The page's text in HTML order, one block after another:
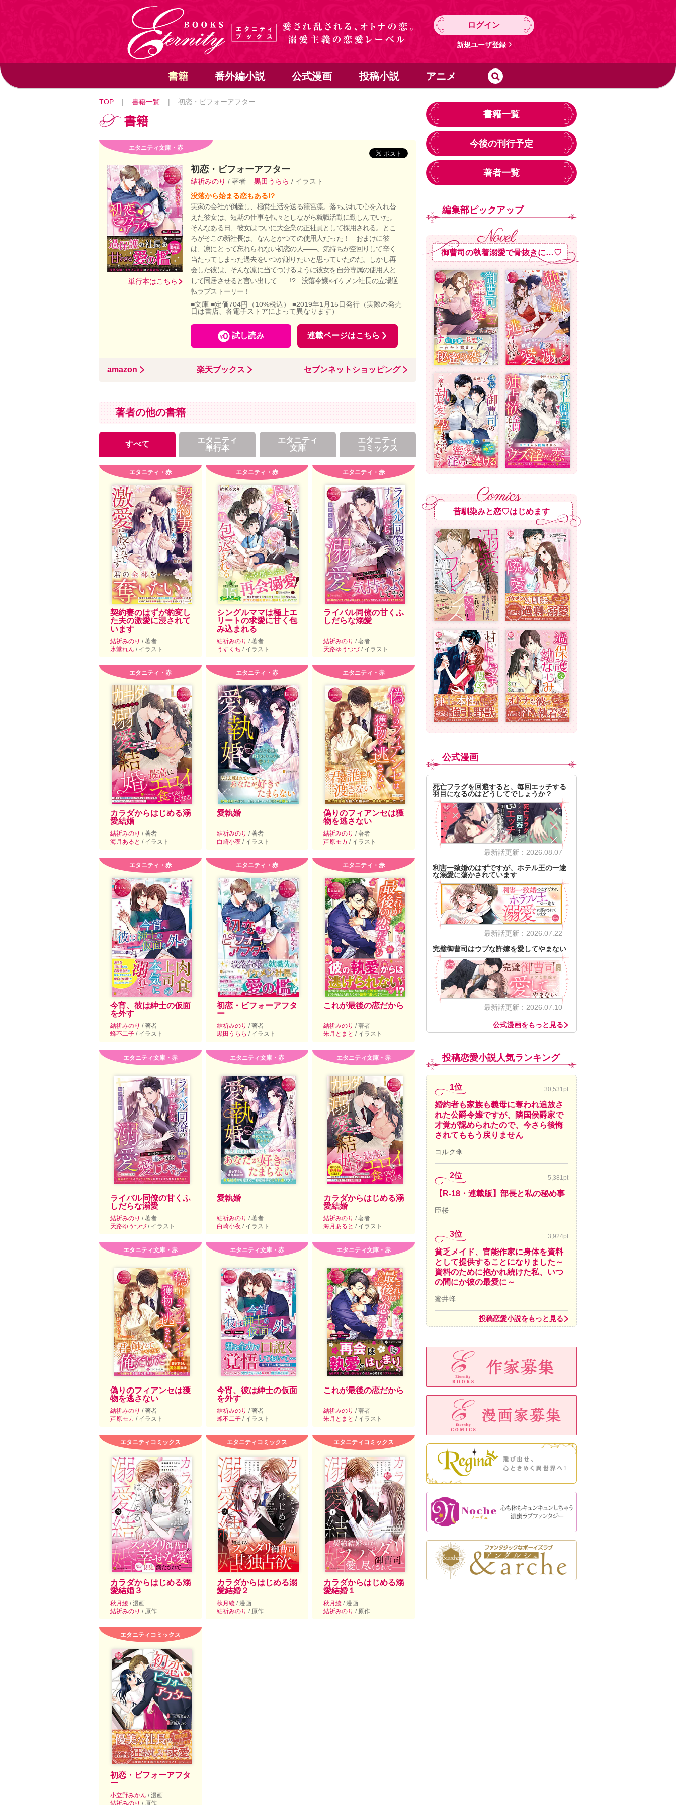
ログイン
新規ユーザ登録
書籍 番外編小説 公式漫画 投稿小説 アニメ
TOP | 書籍一覧 | 初恋・ビフォーアフター
書籍
エタニティ文庫・赤
単行本はこちら
初恋・ビフォーアフター
結祈みのり / 著者 黒田うらら / イラスト
没落から始まる恋もある!?
実家の会社が倒産し、極貧生活を送る籠宮凛。落ちぶれて心を入れ替
えた彼女は、短期の仕事を転々としながら就職活動に勤しんでいた。
そんなある日、彼女はついに大企業の正社員として採用される。とこ
ろがそこの新社長は、なんとかつての使用人だった！ おまけに彼
は、凛にとって忘れられない初恋の人――。気持ちが空回りして辛く
当たってしまった過去をいつか謝りたいと思っていたのだ。しかし再
会した彼は、そんな凛に当てつけるように彼女を自分専属の使用人と
して同居させると言い出して……!? 没落令嬢×イケメン社長の立場逆
転ラブストーリー！
■文庫 ■定価704円（10%税込） ■2019年1月15日発行（実際の発売
日は書店、各電子ストアによって異なります）
試し読み 連載ページはこちら
amazon 楽天ブックス セブンネットショッピング
著者の他の書籍
すべて
エタニティ
単行本
エタニティ
文庫
エタニティ
コミックス
エタニティ・赤
契約妻のはずが豹変し
た夫の激愛に浸されて
います
結祈みのり / 著者
氷堂れん / イラスト
エタニティ・赤
シングルママは極上エ
リートの求愛に甘く包
み込まれる
結祈みのり / 著者
うすくち / イラスト
エタニティ・赤
ライバル同僚の甘くふ
しだらな溺愛
結祈みのり / 著者
天路ゆうつづ/ イラスト
エタニティ・赤
カラダからはじめる溺
愛結婚
結祈みのり / 著者
海月あると / イラスト
エタニティ・赤
愛執婚
結祈みのり / 著者
白崎小夜 / イラスト
エタニティ・赤
偽りのフィアンセは獲
物を逃さない
結祈みのり / 著者
芦原モカ / イラスト
エタニティ・赤
今宵、彼は紳士の仮面
を外す
結祈みのり / 著者
蜂不二子 / イラスト
エタニティ・赤
初恋・ビフォーアフタ
ー
結祈みのり / 著者
黒田うらら / イラスト
エタニティ・赤
これが最後の恋だから
結祈みのり / 著者
朱月とまと / イラスト
エタニティ文庫・赤
ライバル同僚の甘くふ
しだらな溺愛
結祈みのり / 著者
天路ゆうつづ/ イラスト
エタニティ文庫・赤
愛執婚
結祈みのり / 著者
白崎小夜 / イラスト
エタニティ文庫・赤
カラダからはじめる溺
愛結婚
結祈みのり / 著者
海月あると / イラスト
エタニティ文庫・赤
偽りのフィアンセは獲
物を逃さない
結祈みのり / 著者
芦原モカ / イラスト
エタニティ文庫・赤
今宵、彼は紳士の仮面
を外す
結祈みのり / 著者
蜂不二子 / イラスト
エタニティ文庫・赤
これが最後の恋だから
結祈みのり / 著者
朱月とまと / イラスト
エタニティコミックス
カラダからはじめる溺
愛結婚３
秋月綾 / 漫画
結祈みのり / 原作
エタニティコミックス
カラダからはじめる溺
愛結婚２
秋月綾 / 漫画
結祈みのり / 原作
エタニティコミックス
カラダからはじめる溺
愛結婚１
秋月綾 / 漫画
結祈みのり / 原作
エタニティコミックス
初恋・ビフォーアフタ
ー
小立野みかん / 漫画
結祈みのり / 原作
書籍一覧
今後の刊行予定
著者一覧
編集部ピックアップ
御曹司の執着溺愛で骨抜きに…♡
昔馴染みと恋♡はじめます
公式漫画
死亡フラグを回避すると、毎回エッチする
羽目になるのはどうしてでしょうか？
最新話更新：2026.08.07
利害一致婚のはずですが、ホテル王の一途
な溺愛に蕩かされています
最新話更新：2026.07.22
完璧御曹司はウブな許嫁を愛してやまない
最新話更新：2026.07.10
公式漫画をもっと見る
投稿恋愛小説人気ランキング
1位 30,531pt
婚約者も家族も義母に奪われ追放さ
れた公爵令嬢ですが、隣国侯爵家で
才覚が認められたので、今さら後悔
されてももう戻りません
コルク傘
2位 5,381pt
【R-18・連載版】部長と私の秘め事
臣桜
3位 3,924pt
貧乏メイド、官能作家に身体を資料
として提供することになりました～
資料のために抱かれ続けた私、いつ
の間にか彼の最愛に～
蜜井蜂
投稿恋愛小説をもっと見る